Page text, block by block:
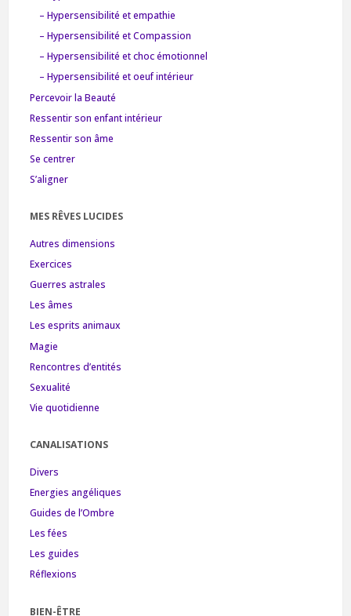
– Hypersensibilité et empathie
– Hypersensibilité et Compassion
– Hypersensibilité et choc émotionnel
– Hypersensibilité et oeuf intérieur
Percevoir la Beauté
Ressentir son enfant intérieur
Ressentir son âme
Se centrer
S’aligner
MES RÊVES LUCIDES
Autres dimensions
Exercices
Guerres astrales
Les âmes
Les esprits animaux
Magie
Rencontres d’entités
Sexualité
Vie quotidienne
CANALISATIONS
Divers
Energies angéliques
Guides de l’Ombre
Les fées
Les guides
Réflexions
BIEN-ÊTRE